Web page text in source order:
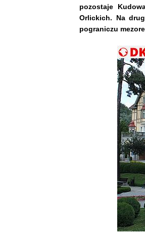
pozostaje
Orlickich. Na
pograniczu